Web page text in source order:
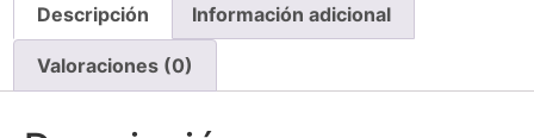
Descripción Información adicional
Valoraciones (0)